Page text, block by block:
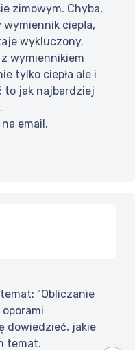
zimowym. Chyba,
ciepła,
wykluczony.
wymiennikiem
tylko ciepła ale i
to jak najbardziej
email.
"Obliczanie
dowiedzieć, jakie
temat.